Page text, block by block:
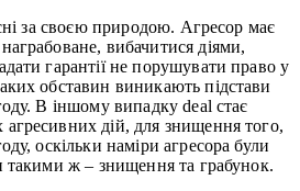
за своєю природою. Агресор має
вибачитися діями,
гарантії не порушувати право у
обставин виникають підстави
В іншому випадку deal стає
дій, для знищення того,
оскільки наміри агресора були
такими ж – знищення та грабунок.